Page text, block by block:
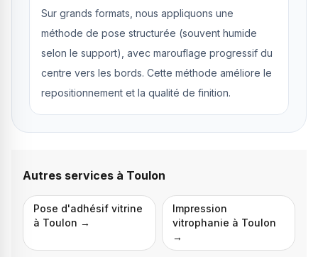
Sur grands formats, nous appliquons une
méthode de pose structurée (souvent humide
selon le support), avec marouflage progressif du
centre vers les bords. Cette méthode améliore le
repositionnement et la qualité de finition.
Autres services à Toulon
Pose d'adhésif vitrine
à Toulon →
Impression
vitrophanie à Toulon
→